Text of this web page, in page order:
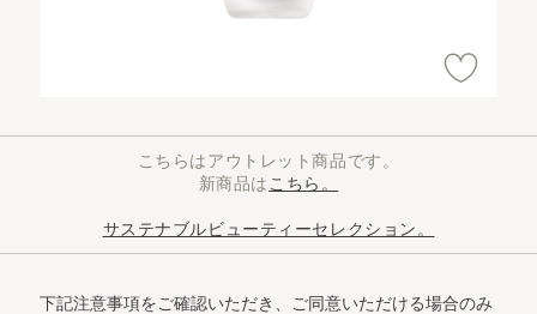
こちらはアウトレット商品です。
新商品は こちら。
サステナブルビューティーセレクション。
下記注意事項をご確認いただき、ご同意いただける場合のみ